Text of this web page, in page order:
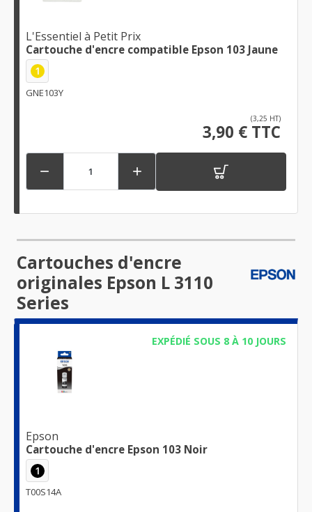
L'Essentiel à Petit Prix
Cartouche d'encre compatible Epson 103 Jaune
1
GNE103Y
(3,25 HT)
3,90 € TTC
 
Cartouches d'encre
originales Epson L 3110
Series
EXPÉDIÉ SOUS 8 À 10 JOURS
Epson
Cartouche d'encre Epson 103 Noir
1
T00S14A